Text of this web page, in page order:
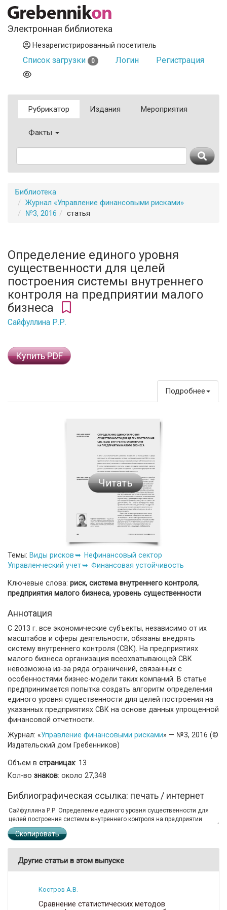
Электронная библиотека
Незарегистрированный посетитель
Список загрузки 0 Логин Регистрация
Рубрикатор Издания Мероприятия
Факты
Библиотека
Журнал «Управление финансовыми рисками»
№3, 2016
статья
Определение единого уровня
существенности для целей
построения системы внутреннего
контроля на предприятии малого
бизнеса
Сайфуллина Р.Р.
Купить PDF
Подробнее
Читать
Темы: Виды рисков
Нефинансовый сектор
Управленческий учет
Финансовая устойчивость
Ключевые слова: риск, система внутреннего контроля,
предприятия малого бизнеса, уровень существенности
Аннотация
С 2013 г. все экономические субъекты, независимо от их
масштабов и сферы деятельности, обязаны внедрять
систему внутреннего контроля (СВК). На предприятиях
малого бизнеса организация всеохватывающей СВК
невозможна из-за ряда ограничений, связанных с
особенностями бизнес-модели таких компаний. В статье
предпринимается попытка создать алгоритм определения
единого уровня существенности для целей построения на
указанных предприятиях СВК на основе данных упрощенной
финансовой отчетности.
Журнал: «Управление финансовыми рисками» — №3, 2016 (©
Издательский дом Гребенников)
Объем в страницах: 13
Кол-во знаков: около 27,348
Библиографическая ссылка: печать / интернет
Скопировать
Другие статьи в этом выпуске
Костров А.В.
Сравнение статистических методов